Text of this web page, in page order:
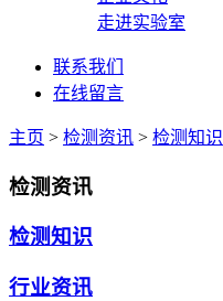
走进实验室
联系我们
在线留言
主页 > 检测资讯 > 检测知识
检测资讯
检测知识
行业资讯